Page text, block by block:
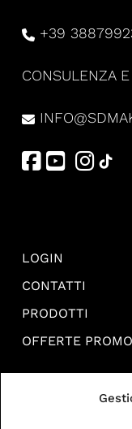
+39
CONSULENZA
LOGIN
CONTATTI
PRODOTTI
OFFERTE PROMO
TERMINI E